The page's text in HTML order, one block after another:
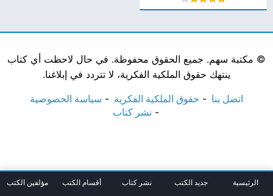
© مكتبة سهم. جميع الحقوق محفوظة. في حال لاحظت أي كتاب
ينتهك حقوق الملكية الفكرية، لا تتردد في إبلاغنا.
اتصل بنا حقوق الملكية الفكرية
سياسة الخصوصية
نشر كتاب
الرئيسية جديد الكتب نشر كتاب أقسام الكتب مؤلفين الكتب